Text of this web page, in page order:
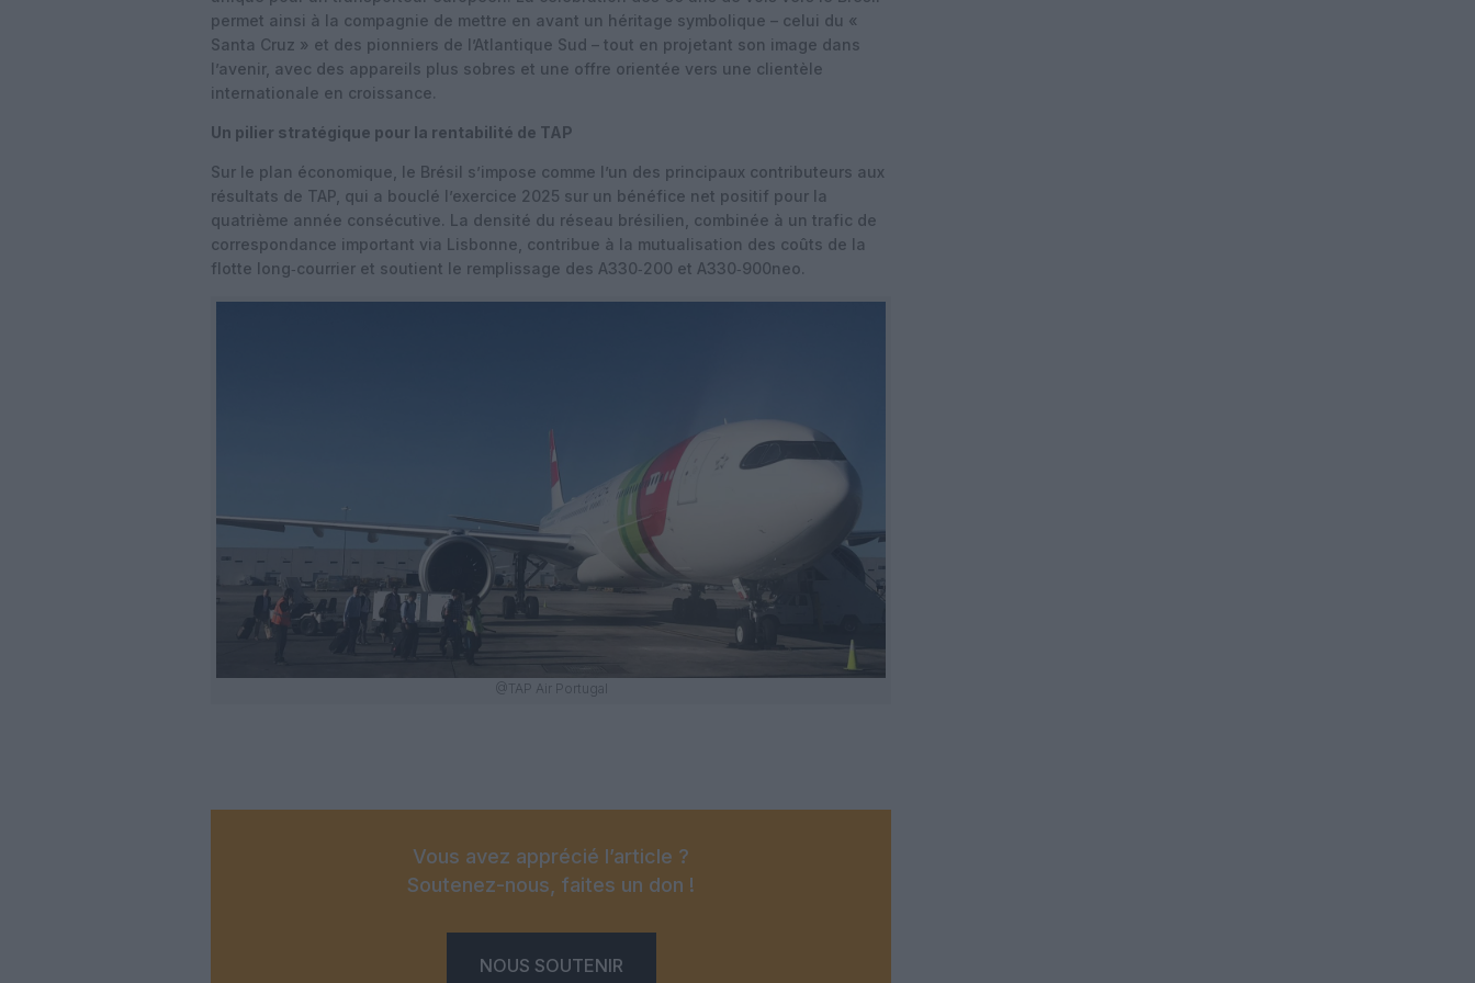
permet ainsi à la compagnie de mettre en avant un héritage symbolique – celui du «
Santa Cruz » et des pionniers de l’Atlantique Sud – tout en projetant son image dans
l’avenir, avec des appareils plus sobres et une offre orientée vers une clientèle
internationale en croissance.
Un pilier stratégique pour la rentabilité de TAP
Sur le plan économique, le Brésil s’impose comme l’un des principaux contributeurs aux
résultats de TAP, qui a bouclé l’exercice 2025 sur un bénéfice net positif pour la
quatrième année consécutive. La densité du réseau brésilien, combinée à un trafic de
correspondance important via Lisbonne, contribue à la mutualisation des coûts de la
flotte long‑courrier et soutient le remplissage des A330‑200 et A330‑900neo.
@TAP Air Portugal
Vous avez apprécié l’article ?
Soutenez-nous, faites un don !
NOUS SOUTENIR